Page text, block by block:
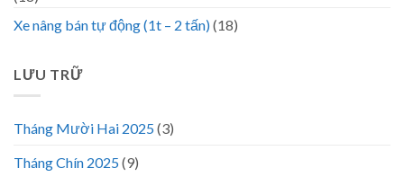
Xe nâng bán tự động (1t – 2 tấn)(18)
LƯU TRỮ
Tháng Mười Hai 2025(3)
Tháng Chín 2025(9)